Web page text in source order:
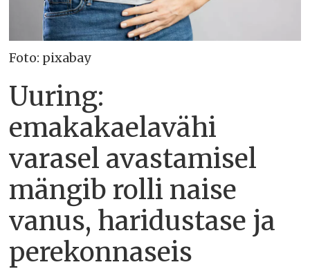
Foto: pixabay
Uuring:
emakakaelavähi
varasel avastamisel
mängib rolli naise
vanus, haridustase ja
perekonnaseis